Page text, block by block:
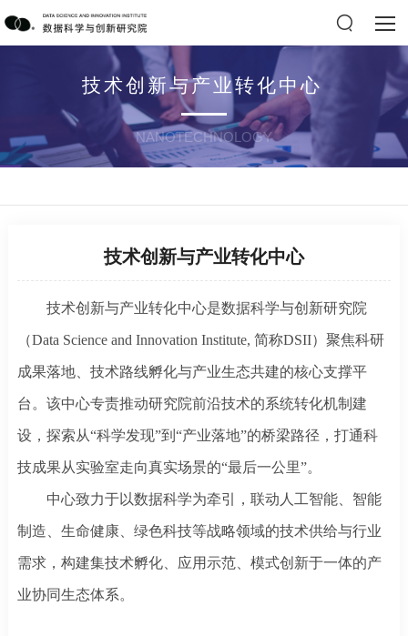
技术创新与产业转化中心
NANOTECHNOLOGY
技术创新与产业转化中心
技术创新与产业转化中心是数据科学与创新研究院
（Data Science and Innovation Institute, 简称DSII）聚焦科研
成果落地、技术路线孵化与产业生态共建的核心支撑平
台。该中心专责推动研究院前沿技术的系统转化机制建
设，探索从“科学发现”到“产业落地”的桥梁路径，打通科
技成果从实验室走向真实场景的“最后一公里”。
中心致力于以数据科学为牵引，联动人工智能、智能
制造、生命健康、绿色科技等战略领域的技术供给与行业
需求，构建集技术孵化、应用示范、模式创新于一体的产
业协同生态体系。